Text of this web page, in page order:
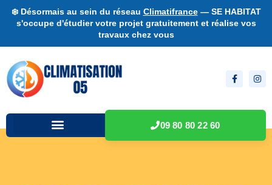
❄️ Désormais au sein du réseau Climatifrance— SE HABITAT
s'occupe d'étudier votre projet gratuitement et réalise vos
travaux chez vous
09 80 80 22 60